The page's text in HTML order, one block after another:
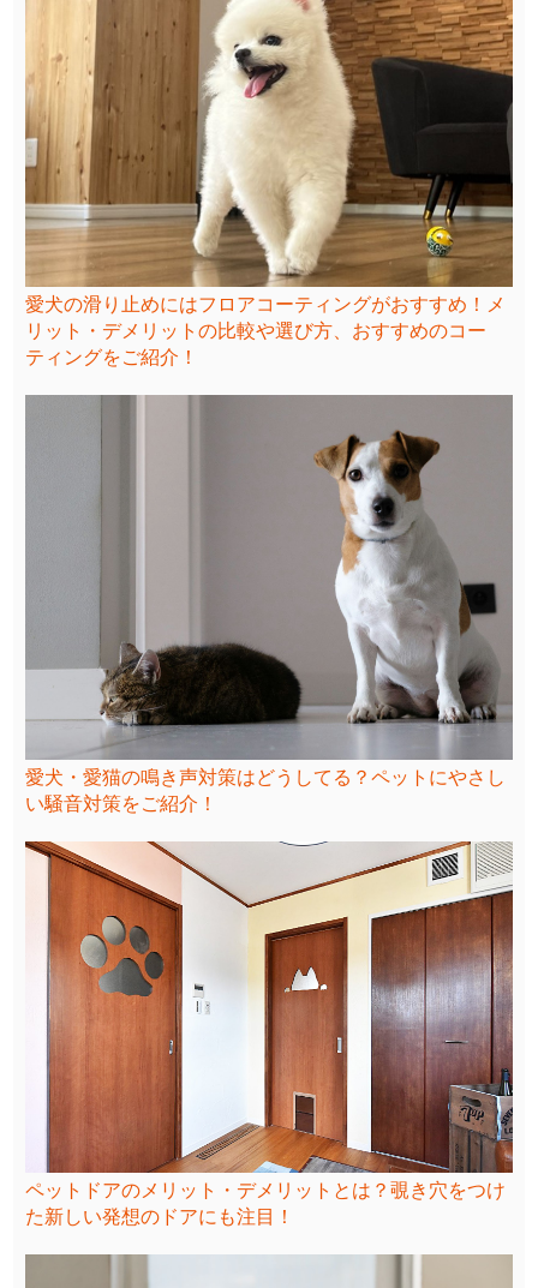
愛犬の滑り止めにはフロアコーティングがおすすめ！メ
リット・デメリットの比較や選び方、おすすめのコー
ティングをご紹介！
愛犬・愛猫の鳴き声対策はどうしてる？ペットにやさし
い騒音対策をご紹介！
ペットドアのメリット・デメリットとは？覗き穴をつけ
た新しい発想のドアにも注目！